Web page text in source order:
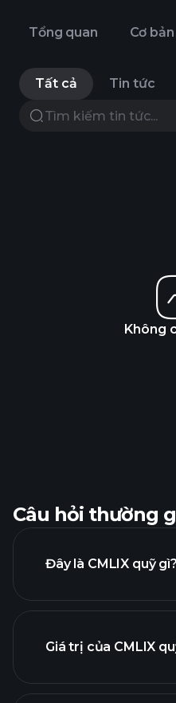
Tổng quan Cơ bản
Tất cả Tin tức
Không
Câu hỏi thường
Đây là CMLIX quỹ gì?
Giá trị của CMLIX